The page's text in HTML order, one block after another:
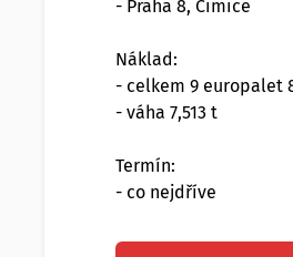
- Praha 8, Čimice
Náklad:
- celkem 9 europalet
- váha 7,513 t
Termín:
- co nejdříve